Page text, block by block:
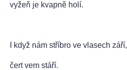
vyžeň je kvapně holí.
I když nám stříbro ve vlasech září,
čert vem stáří.